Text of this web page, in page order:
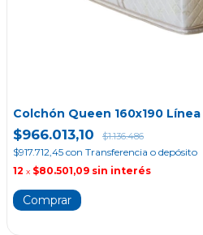
Colchón Queen 160x190
$966.013,10 $1.136.486
$917.712,45 con Transferencia o depósito
12 x $80.501,09 sin interés